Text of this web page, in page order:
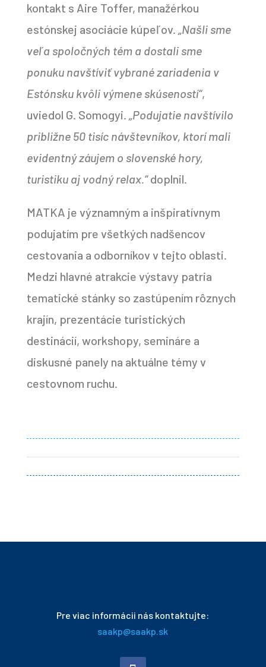
kontakt s Aire Toffer, manažérkou
estónskej asociácie kúpeľov. „Našli sme
veľa spoločných tém a dostali sme
ponuku navštíviť vybrané zariadenia v
Estónsku kvôli výmene skúseností“,
uviedol G. Somogyi. „Podujatie navštívilo
približne 50 tisíc návštevníkov, ktorí mali
evidentný záujem o slovenské hory,
turistiku aj vodný relax.“doplnil.
MATKA je významným a inšpiratívnym
podujatím pre všetkých nadšencov
cestovania a odborníkov v tejto oblasti.
Medzi hlavné atrakcie výstavy patria
tematické stánky so zastúpením rôznych
krajín, prezentácie turistických
destinácií, workshopy, semináre a
diskusné panely na aktuálne témy v
cestovnom ruchu.
Pre viac informácii nás kontaktujte:
saakp@saakp.sk